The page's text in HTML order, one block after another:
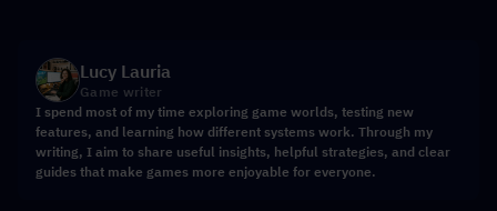
Lucy Lauria
Game writer
I spend most of my time exploring game worlds, testing new
features, and learning how different systems work. Through my
writing, I aim to share useful insights, helpful strategies, and clear
guides that make games more enjoyable for everyone.